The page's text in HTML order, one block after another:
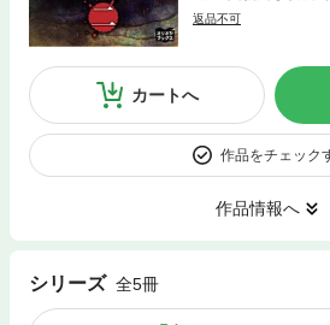
返品不可
カートへ
作品をチェック
作品情報へ
シリーズ 全5冊